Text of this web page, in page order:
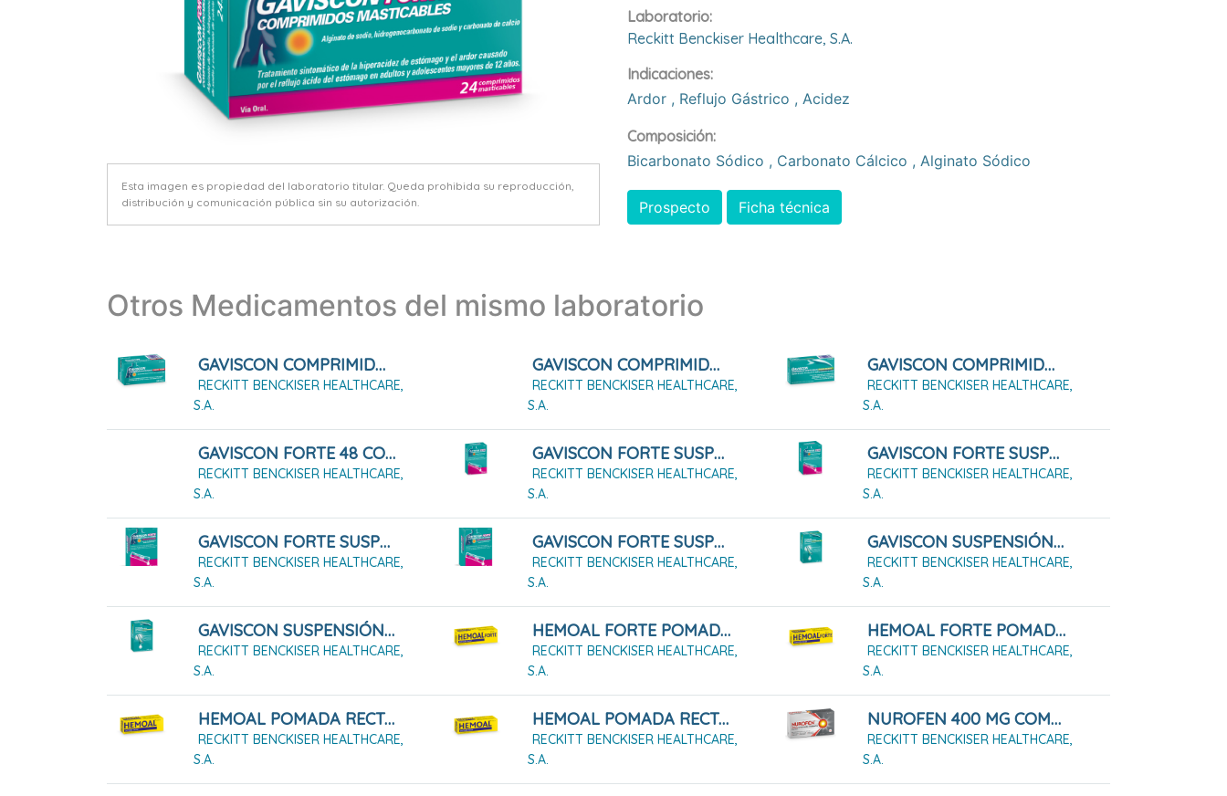
Esta imagen es propiedad del laboratorio titular. Queda prohibida su reproducción,
distribución y comunicación pública sin su autorización.
Laboratorio:
Reckitt Benckiser Healthcare, S.a.
Indicaciones:
Ardor , Reflujo Gástrico , Acidez
Composición:
Bicarbonato Sódico , Carbonato Cálcico , Alginato Sódico
Prospecto Ficha técnica
Otros Medicamentos del mismo laboratorio
GAVISCON COMPRIMIDOS MASTICABLES SABOR FRESA, 24 Comprimidos
RECKITT BENCKISER HEALTHCARE,
S.A.
GAVISCON COMPRIMIDOS MASTICABLES SABOR FRESA, 48 Comprimidos
RECKITT BENCKISER HEALTHCARE,
S.A.
GAVISCON COMPRIMIDOS MASTICABLES SABOR MENTA, 24 Comprimidos Masticables
RECKITT BENCKISER HEALTHCARE,
S.A.
GAVISCON FORTE 48 COMPRIMIDOS MASTICABLES
RECKITT BENCKISER HEALTHCARE,
S.A.
GAVISCON FORTE SUSPENSIÓN ORAL 12 SOBRES
RECKITT BENCKISER HEALTHCARE,
S.A.
GAVISCON FORTE SUSPENSION ORAL 24 SOBRES
RECKITT BENCKISER HEALTHCARE,
S.A.
GAVISCON FORTE SUSPENSION ORAL EN SOBRES SABOR FRUTOS DEL BOSQUE 12 SOBRES
RECKITT BENCKISER HEALTHCARE,
S.A.
GAVISCON FORTE SUSPENSIÓN ORAL EN SOBRES SABOR FRUTOS DEL BOSQUE 24 SOBRES
RECKITT BENCKISER HEALTHCARE,
S.A.
GAVISCON SUSPENSIÓN ORAL EN SOBRES SABOR MENTA, 12 Sobres
RECKITT BENCKISER HEALTHCARE,
S.A.
GAVISCON SUSPENSIÓN ORAL EN SOBRES SABOR MENTA, 24 Sobres
RECKITT BENCKISER HEALTHCARE,
S.A.
HEMOAL FORTE POMADA RECTAL 30 G
RECKITT BENCKISER HEALTHCARE,
S.A.
HEMOAL FORTE POMADA RECTAL 50 G
RECKITT BENCKISER HEALTHCARE,
S.A.
HEMOAL POMADA RECTAL 30G
RECKITT BENCKISER HEALTHCARE,
S.A.
HEMOAL POMADA RECTAL 50G
RECKITT BENCKISER HEALTHCARE,
S.A.
NUROFEN 400 MG COMPRIMIDOS RECUBIERTOS, 12 COMPRIMIDOS
RECKITT BENCKISER HEALTHCARE,
S.A.